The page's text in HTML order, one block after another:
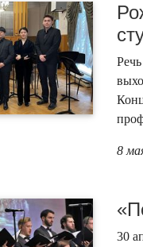
8
30